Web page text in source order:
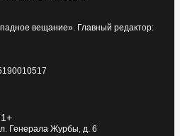
вещание». Главный редактор:
Генерала Журбы, д. 6